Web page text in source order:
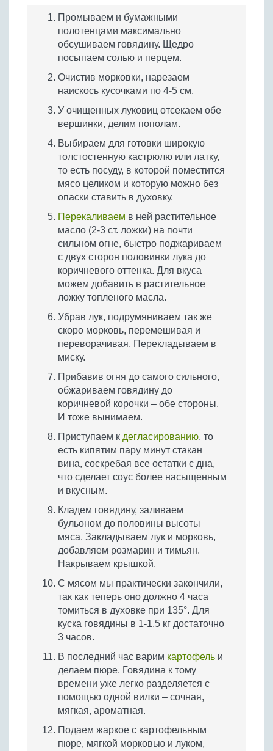
Промываем и бумажными
полотенцами максимально
обсушиваем говядину. Щедро
посыпаем солью и перцем.
Очистив морковки, нарезаем
наискось кусочками по 4-5 см.
У очищенных луковиц отсекаем обе
вершинки, делим пополам.
Выбираем для готовки широкую
толстостенную кастрюлю или латку,
то есть посуду, в которой поместится
мясо целиком и которую можно без
опаски ставить в духовку.
Перекаливаем в ней растительное
масло (2-3 ст. ложки) на почти
сильном огне, быстро поджариваем
с двух сторон половинки лука до
коричневого оттенка. Для вкуса
можем добавить в растительное
ложку топленого масла.
Убрав лук, подрумяниваем так же
скоро морковь, перемешивая и
переворачивая. Перекладываем в
миску.
Прибавив огня до самого сильного,
обжариваем говядину до
коричневой корочки – обе стороны.
И тоже вынимаем.
Приступаем к дегласированию, то
есть кипятим пару минут стакан
вина, соскребая все остатки с дна,
что сделает соус более насыщенным
и вкусным.
Кладем говядину, заливаем
бульоном до половины высоты
мяса. Закладываем лук и морковь,
добавляем розмарин и тимьян.
Накрываем крышкой.
С мясом мы практически закончили,
так как теперь оно должно 4 часа
томиться в духовке при 135°. Для
куска говядины в 1-1,5 кг достаточно
3 часов.
В последний час варим картофель и
делаем пюре. Говядина к тому
времени уже легко разделяется с
помощью одной вилки – сочная,
мягкая, ароматная.
Подаем жаркое с картофельным
пюре, мягкой морковью и луком,